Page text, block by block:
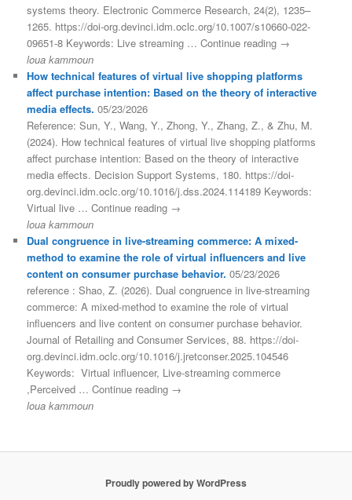
systems theory. Electronic Commerce Research, 24(2), 1235–
1265. https://doi-org.devinci.idm.oclc.org/10.1007/s10660-022-
09651-8 Keywords: Live streaming … Continue reading →
loua kammoun
How technical features of virtual live shopping platforms
affect purchase intention: Based on the theory of interactive
media effects. 05/23/2026
Reference: Sun, Y., Wang, Y., Zhong, Y., Zhang, Z., & Zhu, M.
(2024). How technical features of virtual live shopping platforms
affect purchase intention: Based on the theory of interactive
media effects. Decision Support Systems, 180. https://doi-
org.devinci.idm.oclc.org/10.1016/j.dss.2024.114189 Keywords:
Virtual live … Continue reading →
loua kammoun
Dual congruence in live-streaming commerce: A mixed-
method to examine the role of virtual influencers and live
content on consumer purchase behavior. 05/23/2026
reference : Shao, Z. (2026). Dual congruence in live-streaming
commerce: A mixed-method to examine the role of virtual
influencers and live content on consumer purchase behavior.
Journal of Retailing and Consumer Services, 88. https://doi-
org.devinci.idm.oclc.org/10.1016/j.jretconser.2025.104546
Keywords: Virtual influencer, Live-streaming commerce
,Perceived … Continue reading →
loua kammoun
Proudly powered by WordPress